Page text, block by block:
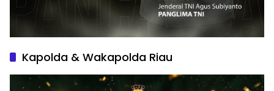
Kapolda & Wakapolda Riau